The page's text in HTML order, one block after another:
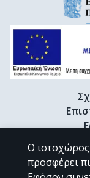
Ο ιστοχώρος
προσφέρει